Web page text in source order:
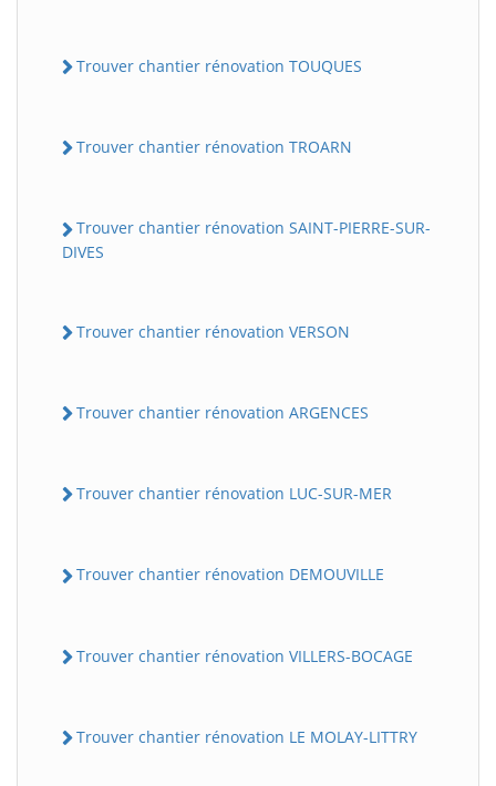
Trouver chantier rénovation TOUQUES
Trouver chantier rénovation TROARN
Trouver chantier rénovation SAINT-PIERRE-SUR-
DIVES
Trouver chantier rénovation VERSON
Trouver chantier rénovation ARGENCES
Trouver chantier rénovation LUC-SUR-MER
Trouver chantier rénovation DEMOUVILLE
Trouver chantier rénovation VILLERS-BOCAGE
Trouver chantier rénovation LE MOLAY-LITTRY